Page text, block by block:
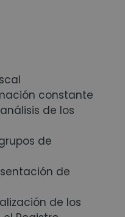
constante
de los
de
de
de los